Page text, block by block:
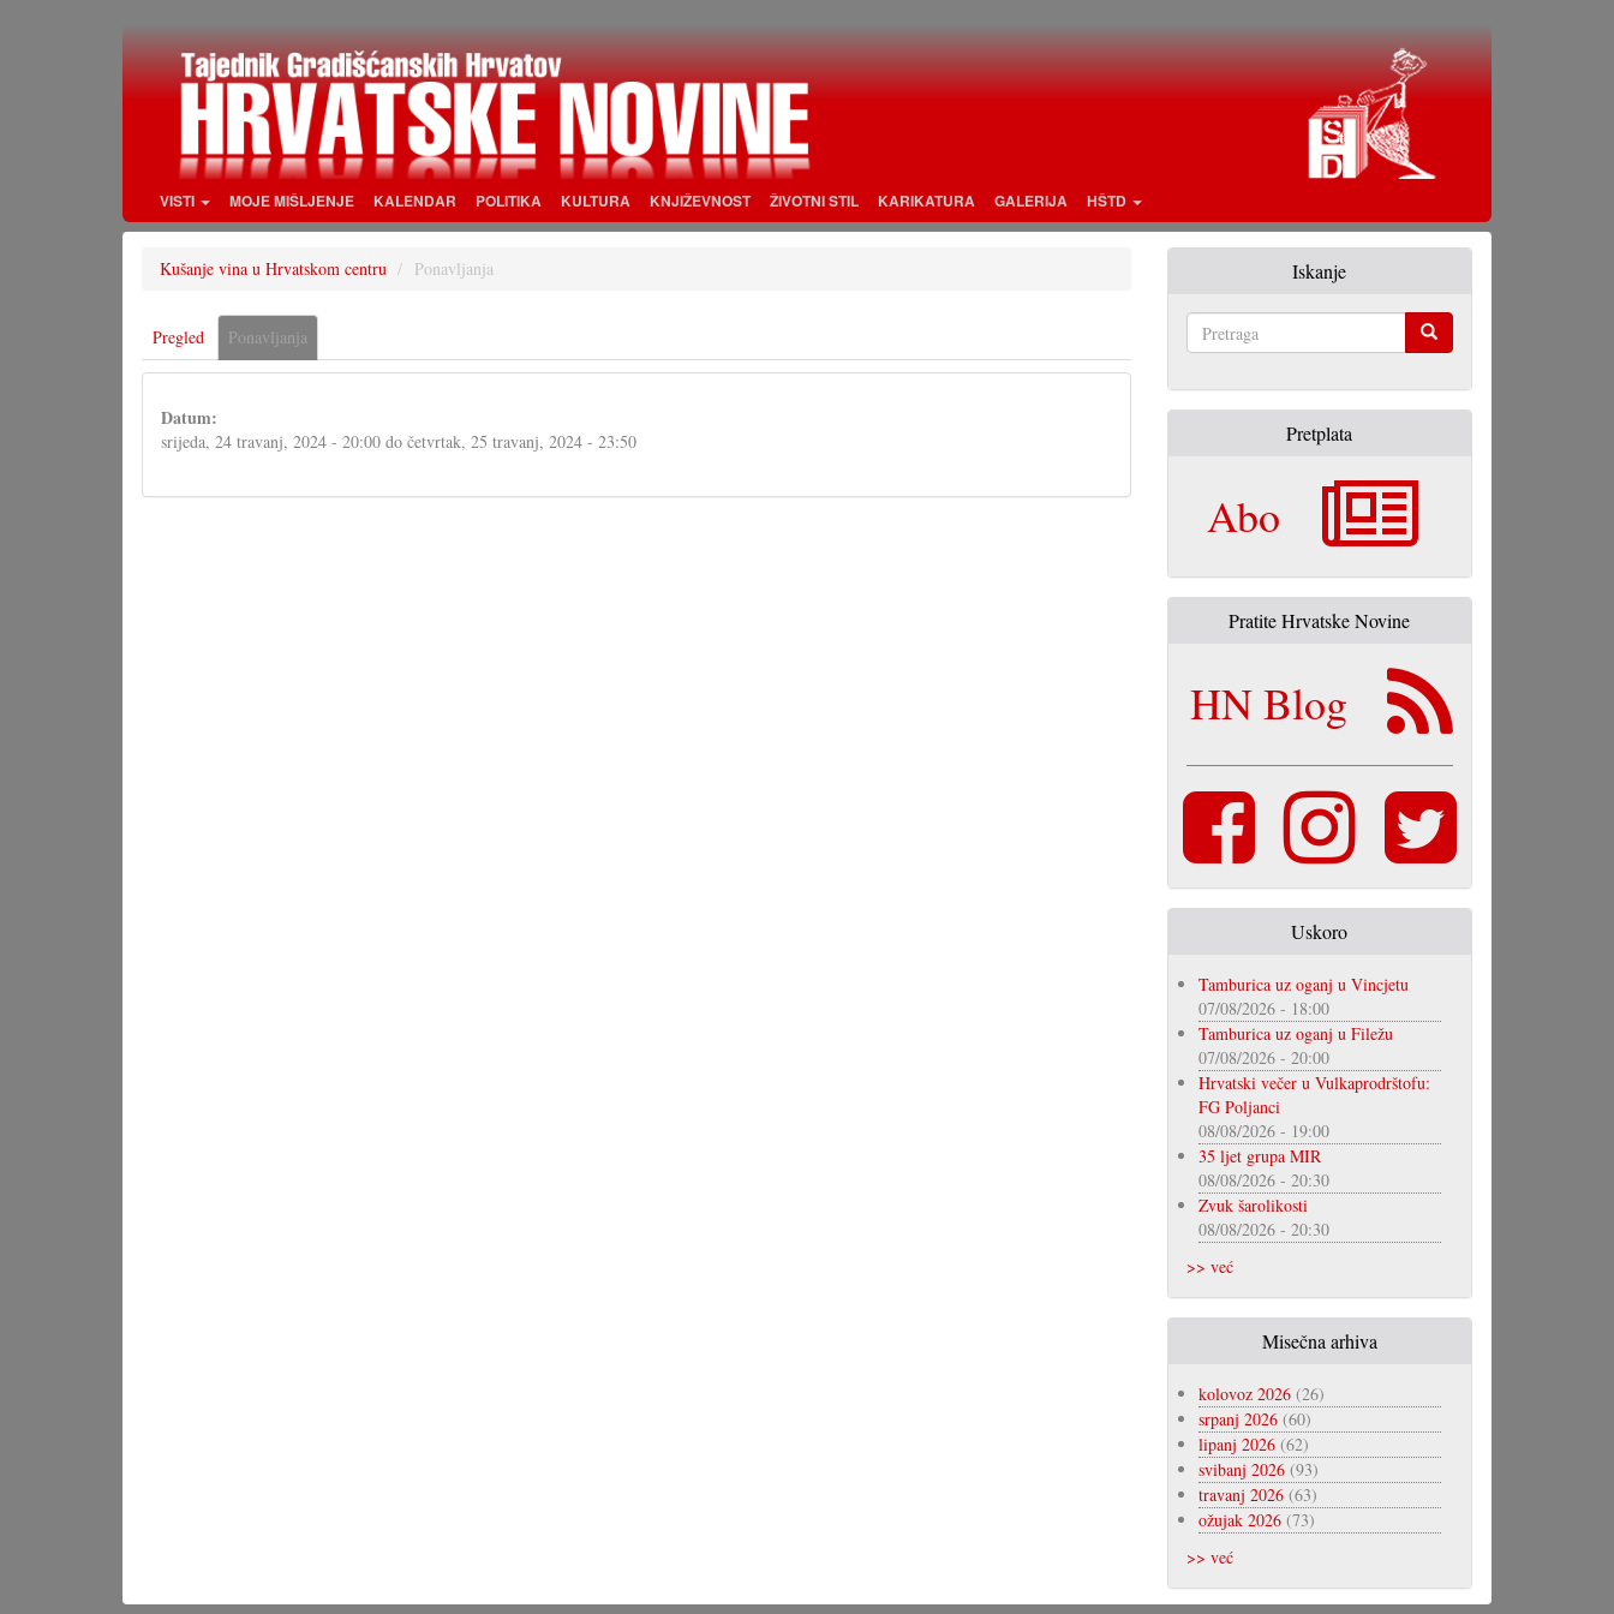
VISTI MOJE MIŠLJENJE KALENDAR POLITIKA KULTURA KNJIŽEVNOST ŽIVOTNI STIL KARIKATURA GALERIJA HŠTD
Kušanje vina u Hrvatskom centru Ponavljanja
Primarne
oznake
Pregled Ponavljanja
oznaka)
Datum:
srijeda, 24 travanj, 2024 - 20:00 do četvrtak, 25 travanj, 2024 - 23:50
Iskanje
Pretplata
Abo
Pratite Hrvatske Novine
HN Blog
Uskoro
Tamburica uz oganj u Vincjetu
07/08/2026 - 18:00
Tamburica uz oganj u Filežu
07/08/2026 - 20:00
Hrvatski večer u Vulkaprodrštofu:
FG Poljanci
08/08/2026 - 19:00
35 ljet grupa MIR
08/08/2026 - 20:30
Zvuk šarolikosti
08/08/2026 - 20:30
>> već
Misečna arhiva
kolovoz 2026(26)
srpanj 2026(60)
lipanj 2026(62)
svibanj 2026(93)
travanj 2026(63)
ožujak 2026(73)
>> već